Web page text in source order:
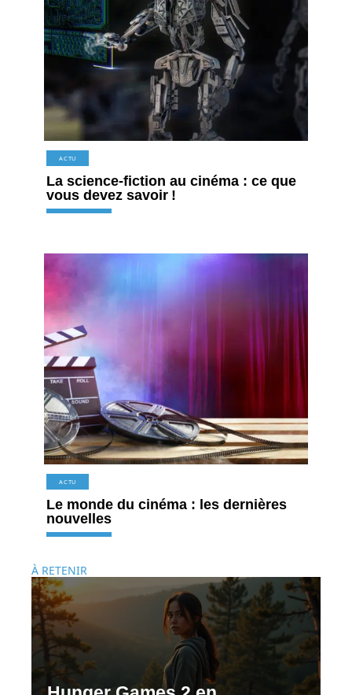
ACTU
La science-fiction au cinéma : ce que
vous devez savoir !
ACTU
Le monde du cinéma : les dernières
nouvelles
À RETENIR